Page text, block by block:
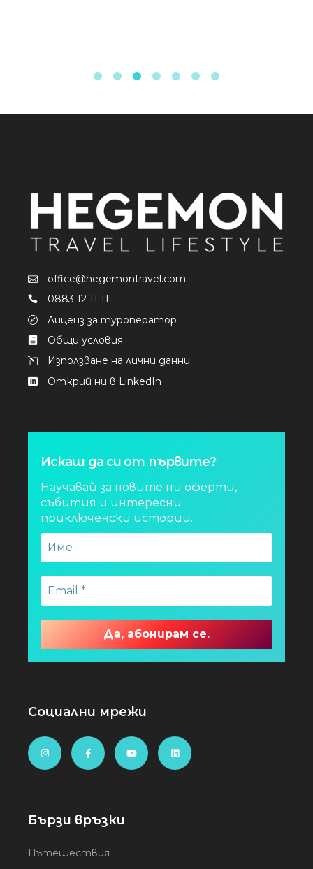
office@hegemontravel.com
0883 12 11 11
Лиценз за туроператор
Общи условия
Използване на лични данни
Открий ни в LinkedIn
Искаш да си от първите?
Научавай за новите ни оферти,
събития и интересни
приключенски истории.
Социални мрежи
Бързи връзки
Пътешествия